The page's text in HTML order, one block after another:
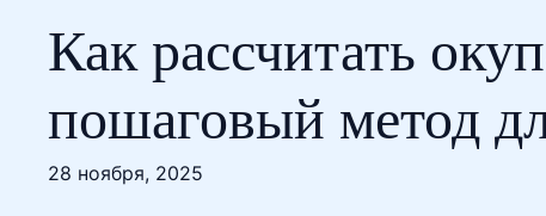
Как рассчитать
пошаговый метод
28 ноября, 2025